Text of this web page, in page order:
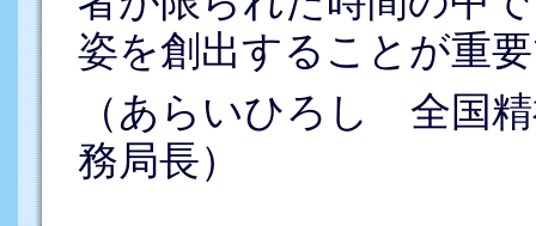
姿を創出することが重
（あらいひろし 全国
務局長）